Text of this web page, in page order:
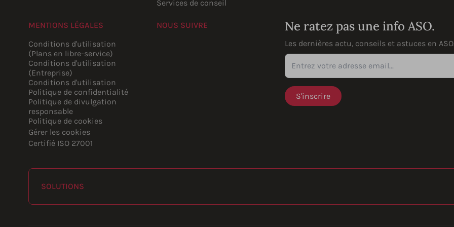
Services de conseil
MENTIONS LÉGALES
Conditions d'utilisation
(Plans en libre-service)
Conditions d'utilisation
(Entreprise)
Conditions d'utilisation
Politique de confidentialité
Politique de divulgation
responsable
Politique de cookies
Gérer les cookies
Certifié ISO 27001
NOUS SUIVRE
Ne ratez pas une info ASO.
Les dernières actu, conseils et astuces en
Entrez votre adresse email...
SOLUTIONS